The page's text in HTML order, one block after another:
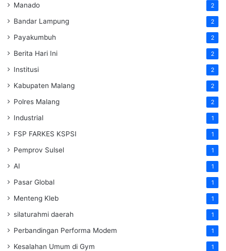
Manado 2
Bandar Lampung 2
Payakumbuh 2
Berita Hari Ini 2
Institusi 2
Kabupaten Malang 2
Polres Malang 2
Industrial 1
FSP FARKES KSPSI 1
Pemprov Sulsel 1
AI 1
Pasar Global 1
Menteng Kleb 1
silaturahmi daerah 1
Perbandingan Performa Modem 1
Kesalahan Umum di Gym 1